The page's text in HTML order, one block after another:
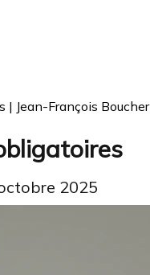
| Jean-François Boucher
2025